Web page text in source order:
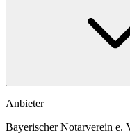
Anbieter
Bayerischer Notarverein e.